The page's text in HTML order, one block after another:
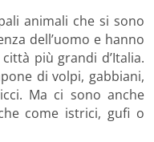
animali che si sono
dell’uomo e hanno
più grandi d’Italia.
di volpi, gabbiani,
Ma ci sono anche
come istrici, gufi o